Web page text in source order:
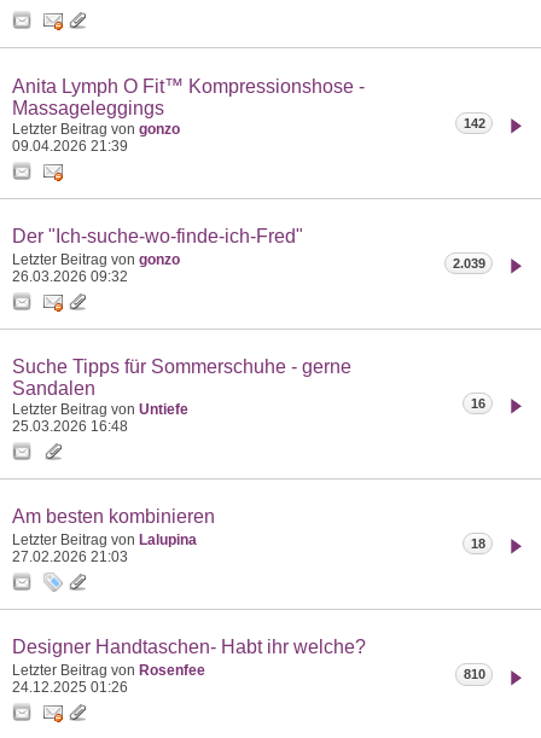
Anita Lymph O Fit™ Kompressionshose -
Massageleggings
Letzter Beitrag von gonzo
09.04.2026 21:39
142
Der "Ich-suche-wo-finde-ich-Fred"
Letzter Beitrag von gonzo
26.03.2026 09:32
2.039
Suche Tipps für Sommerschuhe - gerne
Sandalen
Letzter Beitrag von Untiefe
25.03.2026 16:48
16
Am besten kombinieren
Letzter Beitrag von Lalupina
27.02.2026 21:03
18
Designer Handtaschen- Habt ihr welche?
Letzter Beitrag von Rosenfee
24.12.2025 01:26
810